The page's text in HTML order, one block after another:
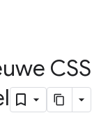
CSS